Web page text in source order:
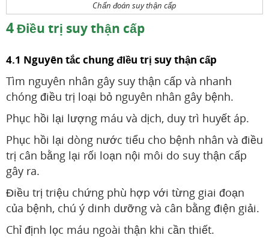
Chẩn đoán suy thận cấp
4Điều trị suy thận cấp
4.1 Nguyên tắc chung điều trị suy thận cấp
Tìm nguyên nhân gây suy thận cấp và nhanh
chóng điều trị loại bỏ nguyên nhân gây bệnh.
Phục hồi lại lượng máu và dịch, duy trì huyết áp.
Phục hồi lại dòng nước tiểu cho bệnh nhân và điều
trị cân bằng lại rối loạn nội môi do suy thận cấp
gây ra.
Điều trị triệu chứng phù hợp với từng giai đoạn
của bệnh, chú ý dinh dưỡng và cân bằng điện giải.
Chỉ định lọc máu ngoài thận khi cần thiết.